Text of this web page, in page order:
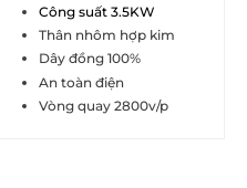
Công suất 3.5KW
Thân nhôm hợp kim
Dây đồng 100%
An toàn điện
Vòng quay 2800v/p